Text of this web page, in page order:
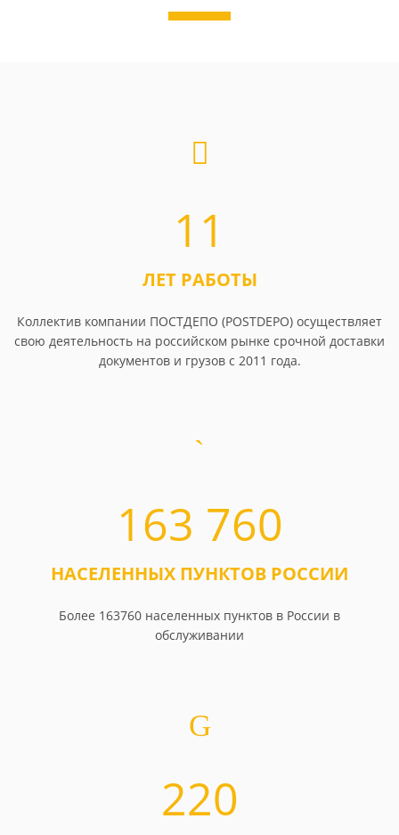
11
ЛЕТ РАБОТЫ
Коллектив компании ПОСТДЕПО (POSTDEPO) осуществляет
свою деятельность на российском рынке срочной доставки
документов и грузов с 2011 года.
163 760
НАСЕЛЕННЫХ ПУНКТОВ РОССИИ
Более 163760 населенных пунктов в России в
обслуживании
220